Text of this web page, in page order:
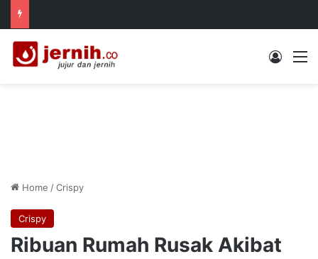
Log In
Home /Crispy
Crispy
Ribuan Rumah Rusak Akibat